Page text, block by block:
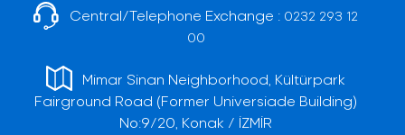
Central/Telephone Exchange : 0232 293 12
00
Mimar Sinan Neighborhood, Kültürpark
Fairground Road (Former Universiade Building)
No:9/20, Konak / İZMİR